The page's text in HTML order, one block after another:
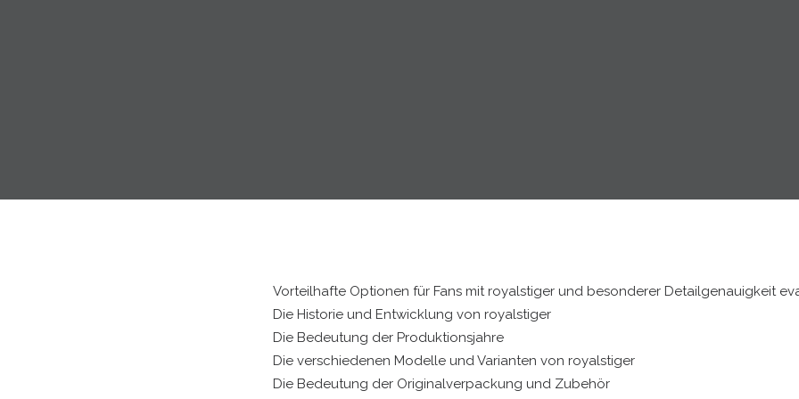
Vorteilhafte Optionen für Fans mit royalstiger und besonderer Detailgenauigkeit
Die Historie und Entwicklung von royalstiger
Die Bedeutung der Produktionsjahre
Die verschiedenen Modelle und Varianten von royalstiger
Die Bedeutung der Originalverpackung und Zubehör